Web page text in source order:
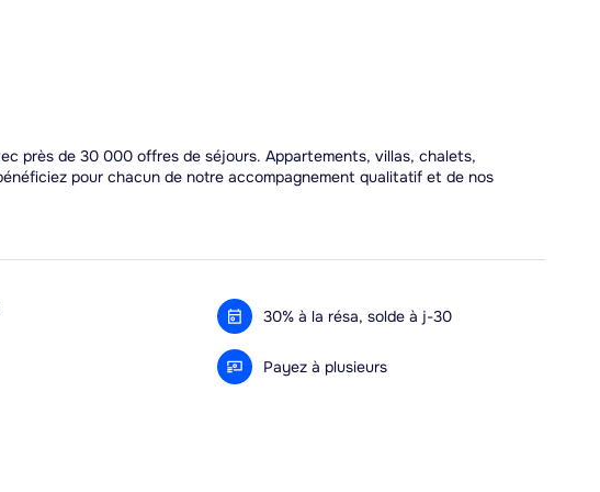
près de 30 000 offres de séjours. Appartements, villas, chalets,
pour chacun de notre accompagnement qualitatif et de nos
30% à la résa, solde à j-30
Payez à plusieurs